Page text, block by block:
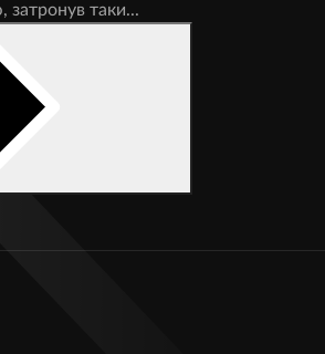
затронув таки...